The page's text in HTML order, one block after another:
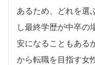
あるため、どれを選
し最終学歴が中卒の
安になることもある
から転職を目指す女